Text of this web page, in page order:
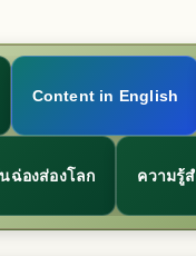
Content in English
ฉ่องส่องโลก ความรู้